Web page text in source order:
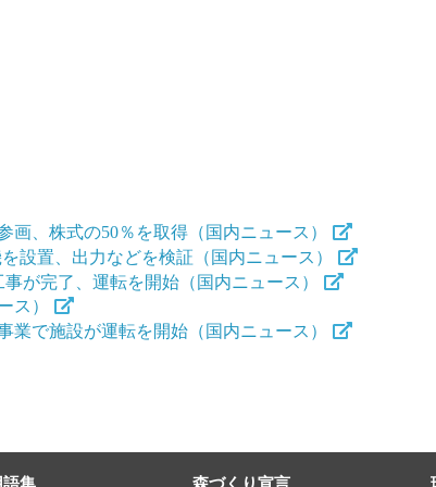
、株式の50％を取得（国内ニュース）
設置、出力などを検証（国内ニュース）
が完了、運転を開始（国内ニュース）
ス）
で施設が運転を開始（国内ニュース）
集 森づくり宣言